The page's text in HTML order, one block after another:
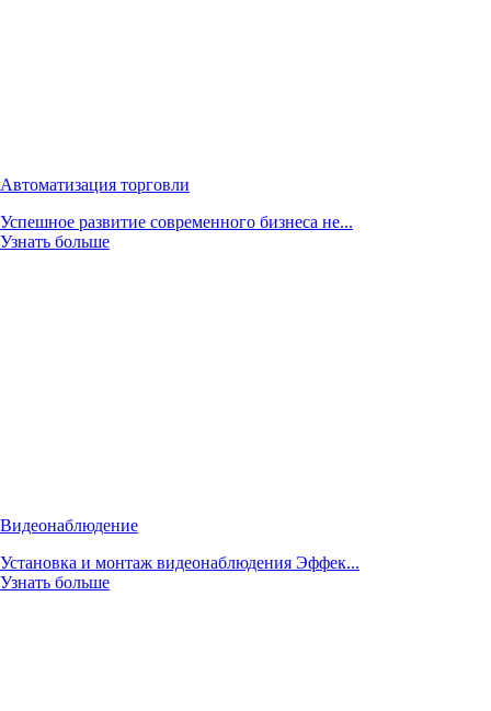
Автоматизация торговли
Успешное развитие современного бизнеса не...
Узнать больше
Видеонаблюдение
Установка и монтаж видеонаблюдения Эффек...
Узнать больше